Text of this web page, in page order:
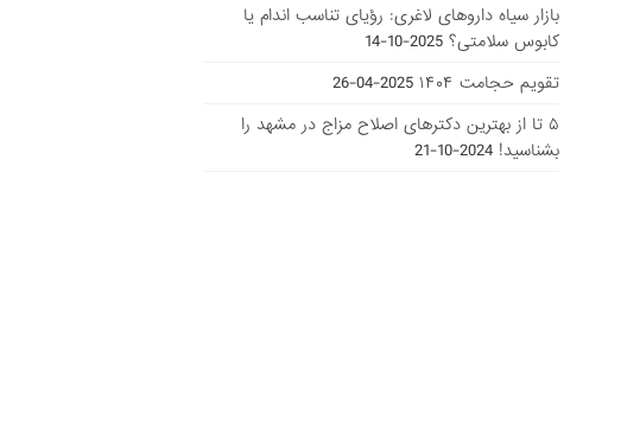
بازار سیاه داروهای لاغری: رؤیای تناسب اندام یا
کابوس سلامتی؟ 2025-10-14
تقویم حجامت ۱۴۰۴
2025-04-26
۵ تا از بهترین دکتر‌های اصلاح مزاج در مشهد را
بشناسید! 2024-10-21